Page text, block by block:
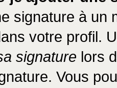
signature à un
votre profil.
signature lors
Vous